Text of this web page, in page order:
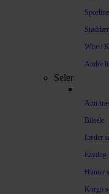
Wire /
Andre
Seler
Anti-
Bilsele
Læder
Ezydog
Hunter
Kurgo